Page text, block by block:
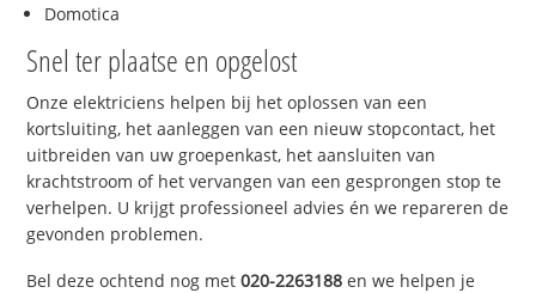
Domotica
Snel ter plaatse en opgelost
Onze elektriciens helpen bij het oplossen van een
kortsluiting, het aanleggen van een nieuw stopcontact, het
uitbreiden van uw groepenkast, het aansluiten van
krachtstroom of het vervangen van een gesprongen stop te
verhelpen. U krijgt professioneel advies én we repareren de
gevonden problemen.
Bel deze ochtend nog met020-2263188 en we helpen je